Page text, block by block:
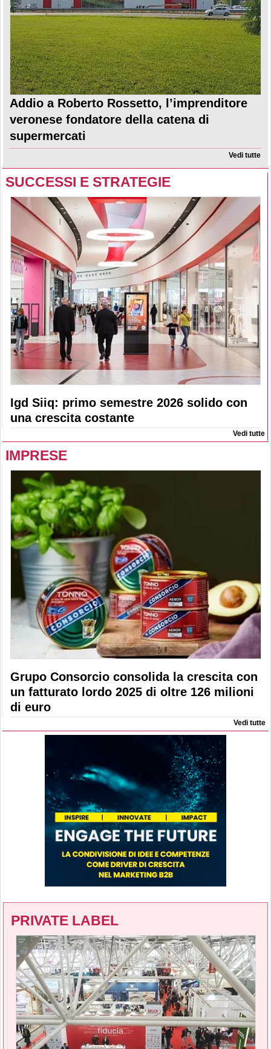
Addio a Roberto Rossetto, l’imprenditore
veronese fondatore della catena di
supermercati
Vedi tutte
SUCCESSI E STRATEGIE
Igd Siiq: primo semestre 2026 solido con
una crescita costante
Vedi tutte
IMPRESE
Grupo Consorcio consolida la crescita con
un fatturato lordo 2025 di oltre 126 milioni
di euro
Vedi tutte
PRIVATE LABEL